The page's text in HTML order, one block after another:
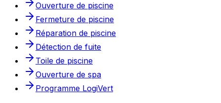
Ouverture de piscine
Fermeture de piscine
Réparation de piscine
Détection de fuite
Toile de piscine
Ouverture de spa
Programme LogiVert